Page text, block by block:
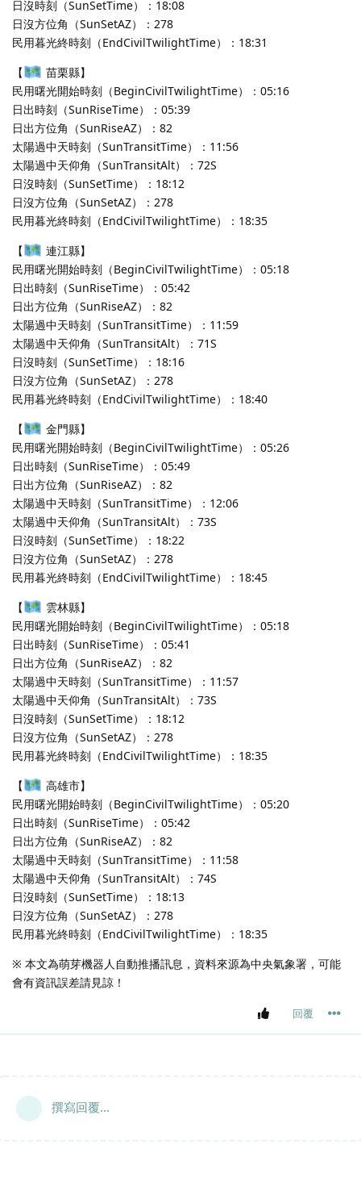
日沒時刻（SunSetTime）：18:08
日沒方位角（SunSetAZ）：278
民用暮光終時刻（EndCivilTwilightTime）：18:31
【
苗栗縣】
民用曙光開始時刻（BeginCivilTwilightTime）：05:16
日出時刻（SunRiseTime）：05:39
日出方位角（SunRiseAZ）：82
太陽過中天時刻（SunTransitTime）：11:56
太陽過中天仰角（SunTransitAlt）：72S
日沒時刻（SunSetTime）：18:12
日沒方位角（SunSetAZ）：278
民用暮光終時刻（EndCivilTwilightTime）：18:35
【
連江縣】
民用曙光開始時刻（BeginCivilTwilightTime）：05:18
日出時刻（SunRiseTime）：05:42
日出方位角（SunRiseAZ）：82
太陽過中天時刻（SunTransitTime）：11:59
太陽過中天仰角（SunTransitAlt）：71S
日沒時刻（SunSetTime）：18:16
日沒方位角（SunSetAZ）：278
民用暮光終時刻（EndCivilTwilightTime）：18:40
【
金門縣】
民用曙光開始時刻（BeginCivilTwilightTime）：05:26
日出時刻（SunRiseTime）：05:49
日出方位角（SunRiseAZ）：82
太陽過中天時刻（SunTransitTime）：12:06
太陽過中天仰角（SunTransitAlt）：73S
日沒時刻（SunSetTime）：18:22
日沒方位角（SunSetAZ）：278
民用暮光終時刻（EndCivilTwilightTime）：18:45
【
雲林縣】
民用曙光開始時刻（BeginCivilTwilightTime）：05:18
日出時刻（SunRiseTime）：05:41
日出方位角（SunRiseAZ）：82
太陽過中天時刻（SunTransitTime）：11:57
太陽過中天仰角（SunTransitAlt）：73S
日沒時刻（SunSetTime）：18:12
日沒方位角（SunSetAZ）：278
民用暮光終時刻（EndCivilTwilightTime）：18:35
【
高雄市】
民用曙光開始時刻（BeginCivilTwilightTime）：05:20
日出時刻（SunRiseTime）：05:42
日出方位角（SunRiseAZ）：82
太陽過中天時刻（SunTransitTime）：11:58
太陽過中天仰角（SunTransitAlt）：74S
日沒時刻（SunSetTime）：18:13
日沒方位角（SunSetAZ）：278
民用暮光終時刻（EndCivilTwilightTime）：18:35
※ 本文為萌芽機器人自動推播訊息，資料來源為中央氣象署，可能
會有資訊誤差請見諒！
回覆
撰寫回覆...